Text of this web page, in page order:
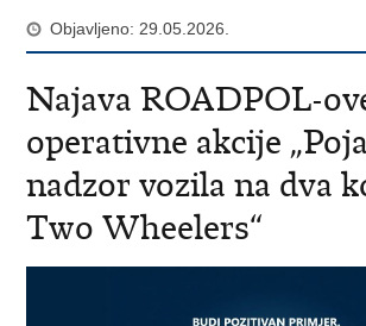
Objavljeno: 29.05.2026.
Najava ROADPOL-
operativne akcije
nadzor vozila na dva
Two Wheelers“